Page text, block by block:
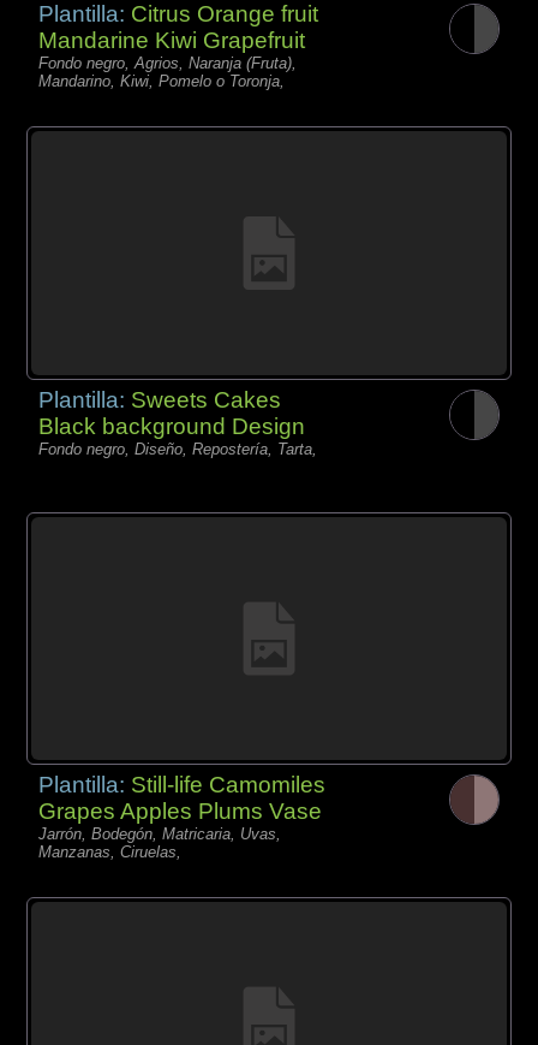
Plantilla: Citrus Orange fruit
Mandarine Kiwi Grapefruit
Fondo negro, Agrios, Naranja (Fruta),
Mandarino, Kiwi, Pomelo o Toronja,
Plantilla: Sweets Cakes
Black background Design
Fondo negro, Diseño, Repostería, Tarta,
Plantilla: Still-life Camomiles
Grapes Apples Plums Vase
Jarrón, Bodegón, Matricaria, Uvas,
Manzanas, Ciruelas,